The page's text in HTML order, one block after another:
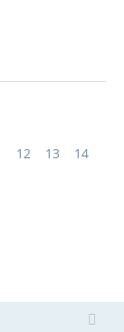
12 13
14